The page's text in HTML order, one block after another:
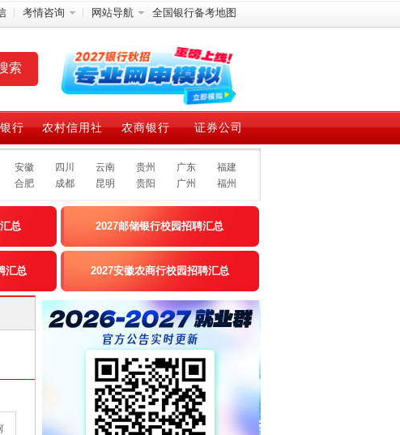
考情咨询 网站导航 全国银行备考地图
行 农村信用社 农商银行 证券公司
安徽 四川 云南 贵州 广东
福建
合肥 成都 昆明 贵阳 广州 福州
总 2027邮储银行校园招聘汇总
汇总 2027安徽农商行校园招聘汇总